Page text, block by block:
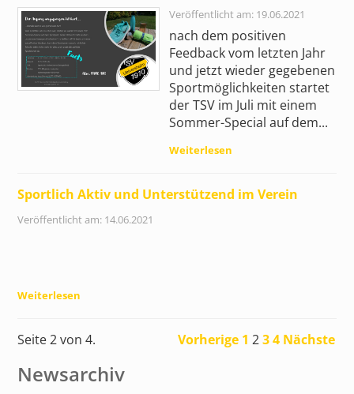
Veröffentlicht am: 19.06.2021
nach dem positiven
Feedback vom letzten Jahr
und jetzt wieder gegebenen
Sportmöglichkeiten startet
der TSV im Juli mit einem
Sommer-Special auf dem...
Weiterlesen
Sportlich Aktiv und Unterstützend im Verein
Veröffentlicht am: 14.06.2021
Weiterlesen
Seite 2 von 4. Vorherige 1 2 3 4 Nächste
Newsarchiv